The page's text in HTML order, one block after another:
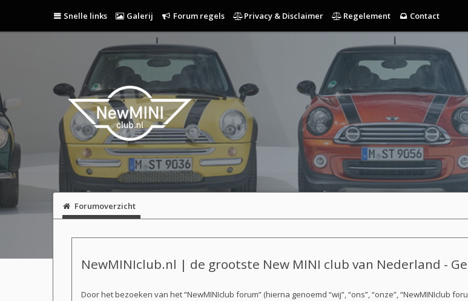
Snelle links Galerij Forum regels Privacy & Disclaimer Regelement Contact
Forumoverzicht
NewMINIclub.nl | de grootste New MINI club van Nederland -
Door het bezoeken van het “NewMINIclub forum” (hierna genoemd “wij”, “ons”, “onze”, “NewMINIclub